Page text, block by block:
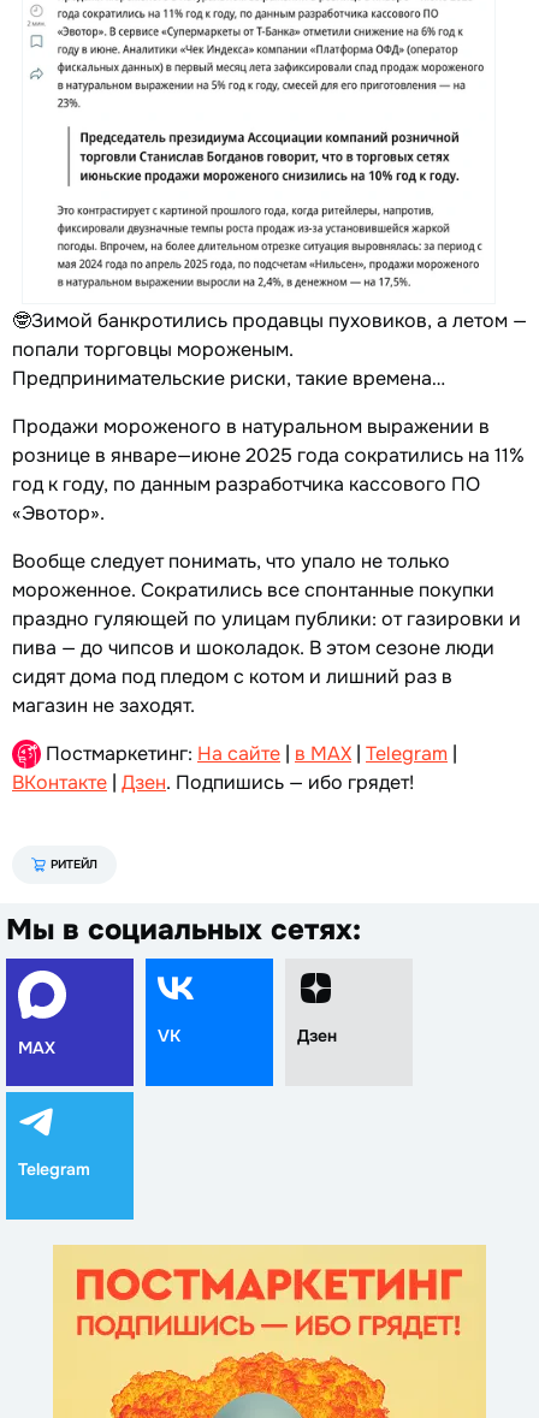
🤓Зимой банкротились продавцы пуховиков, а летом —
попали торговцы мороженым.
Предпринимательские риски, такие времена…
Продажи мороженого в натуральном выражении в
рознице в январе—июне 2025 года сократились на 11%
год к году, по данным разработчика кассового ПО
«Эвотор».
Вообще следует понимать, что упало не только
мороженное. Сократились все спонтанные покупки
праздно гуляющей по улицам публики: от газировки и
пива — до чипсов и шоколадок. В этом сезоне люди
сидят дома под пледом с котом и лишний раз в
магазин не заходят.
Постмаркетинг: На сайте | в MAX | Telegram |
ВКонтакте | Дзен. Подпишись — ибо грядет!
РИТЕЙЛ
Мы в социальных сетях:
MAX
VK Дзен
Telegram